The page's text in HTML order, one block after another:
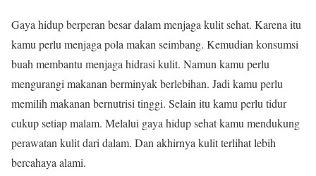
Gaya hidup berperan besar dalam menjaga kulit sehat. Karena itu
kamu perlu menjaga pola makan seimbang. Kemudian konsumsi
buah membantu menjaga hidrasi kulit. Namun kamu perlu
mengurangi makanan berminyak berlebihan. Jadi kamu perlu
memilih makanan bernutrisi tinggi. Selain itu kamu perlu tidur
cukup setiap malam. Melalui gaya hidup sehat kamu mendukung
perawatan kulit dari dalam. Dan akhirnya kulit terlihat lebih
bercahaya alami.